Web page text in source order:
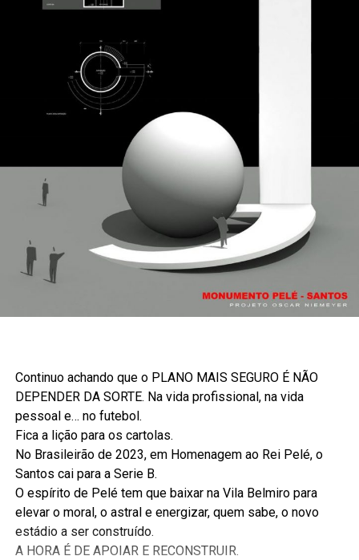
Continuo achando que o PLANO MAIS SEGURO É NÃO
DEPENDER DA SORTE. Na vida profissional, na vida
pessoal e… no futebol.
Fica a lição para os cartolas.
No Brasileirão de 2023, em Homenagem ao Rei Pelé, o
Santos cai para a Serie B.
O espírito de Pelé tem que baixar na Vila Belmiro para
elevar o moral, o astral e energizar, quem sabe, o novo
estádio a ser construído.
A HORA É DE APOIAR E RECONSTRUIR.